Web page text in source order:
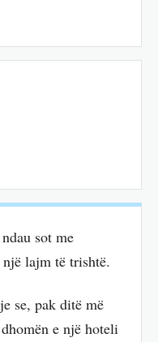
sot me
lajm të trishtë.
se, pak ditë më
e një hoteli